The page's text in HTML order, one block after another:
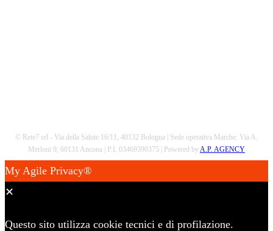
© Rete7 srl - Via della Salute 16/11, 40132 Bologna | Sede operativa Marche: Via A.
Merloni 9, 60131 Ancona | P.I. 03469390375 | Powered by A.P. AGENCY
My Agile Privacy®
✕
Questo sito utilizza cookie tecnici e di profilazione.